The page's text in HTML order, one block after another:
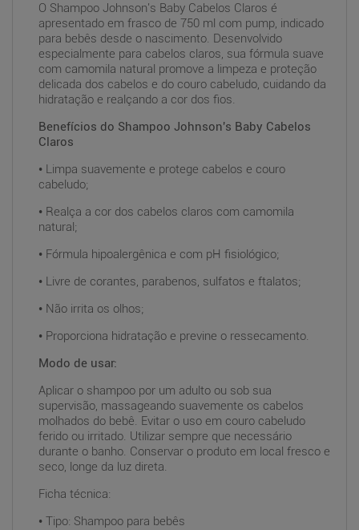
O Shampoo Johnson's Baby Cabelos Claros é
apresentado em frasco de 750 ml com pump, indicado
para bebês desde o nascimento. Desenvolvido
especialmente para cabelos claros, sua fórmula suave
com camomila natural promove a limpeza e proteção
delicada dos cabelos e do couro cabeludo, cuidando da
hidratação e realçando a cor dos fios.
Benefícios do Shampoo Johnson's Baby Cabelos
Claros
• Limpa suavemente e protege cabelos e couro
cabeludo;
• Realça a cor dos cabelos claros com camomila
natural;
• Fórmula hipoalergênica e com pH fisiológico;
• Livre de corantes, parabenos, sulfatos e ftalatos;
• Não irrita os olhos;
• Proporciona hidratação e previne o ressecamento.
Modo de usar:
Aplicar o shampoo por um adulto ou sob sua
supervisão, massageando suavemente os cabelos
molhados do bebê. Evitar o uso em couro cabeludo
ferido ou irritado. Utilizar sempre que necessário
durante o banho. Conservar o produto em local fresco e
seco, longe da luz direta.
Ficha técnica:
• Tipo: Shampoo para bebês